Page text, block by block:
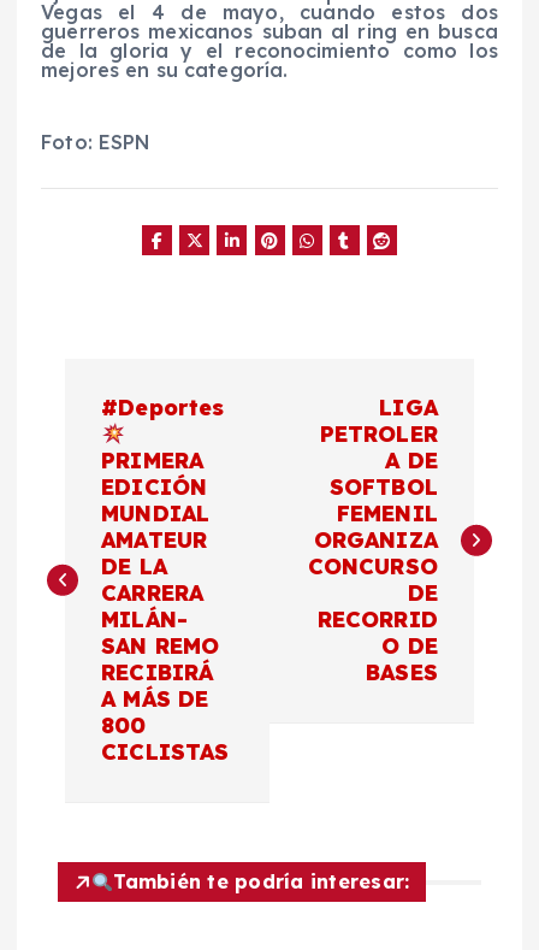
Vegas el 4 de mayo, cuando estos dos
guerreros mexicanos suban al ring en busca
de la gloria y el reconocimiento como los
mejores en su categoría.
Foto: ESPN
e
ó
n
#Deportes
PRIMERA
EDICIÓN
MUNDIAL
AMATEUR
DE LA
CARRERA
MILÁN-
SAN REMO
RECIBIRÁ
A MÁS DE
800
CICLISTAS
LIGA
PETROLER
A DE
SOFTBOL
FEMENIL
ORGANIZA
CONCURSO
DE
RECORRID
O DE
BASES
También te podría interesar: